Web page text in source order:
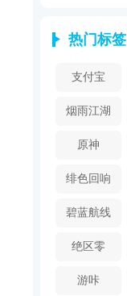
热门标签
支付宝
烟雨江湖
原神
绯色回响
碧蓝航线
绝区零
游咔